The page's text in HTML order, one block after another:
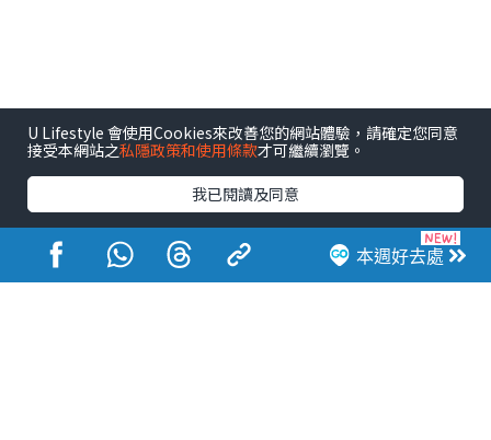
本週好去處
U Lifestyle 會使用Cookies來改善您的網站體驗，請確定您同意
接受本網站之私隱政策和使用條款才可繼續瀏覽。
我已閱讀及同意